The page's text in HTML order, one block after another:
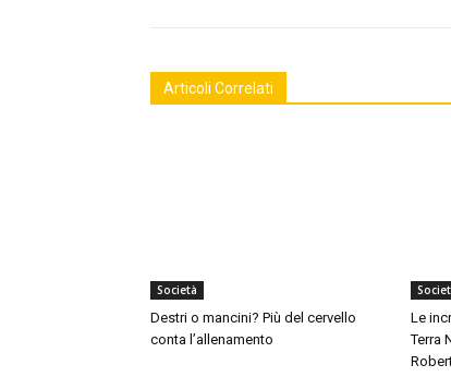
Articoli Correlati
Società
Destri o mancini? Più del cervello
conta l’allenamento
Le
Terra